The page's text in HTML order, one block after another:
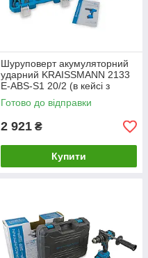
Шуруповерт акумуляторний
ударний KRAISSMANN 2133
E-ABS-S1 20/2 (в кейсі з
набором інструментів)
Готово до відправки
2 921 ₴
Купити